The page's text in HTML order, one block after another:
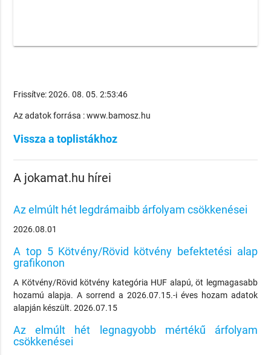
Frissítve: 2026. 08. 05. 2:53:46
Az adatok forrása : www.bamosz.hu
Vissza a toplistákhoz
A jokamat.hu hírei
Az elmúlt hét legdrámaibb árfolyam csökkenései
2026.08.01
A top 5 Kötvény/Rövid kötvény befektetési alap
grafikonon
A Kötvény/Rövid kötvény kategória HUF alapú, öt legmagasabb
hozamú alapja. A sorrend a 2026.07.15.-i éves hozam adatok
alapján készült. 2026.07.15
Az elmúlt hét legnagyobb mértékű árfolyam
csökkenései